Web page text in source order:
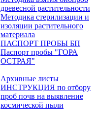
древесной растительности
Методика стерилизации и
изоляции растительного
материала
ПАСПОРТ ПРОБЫ БП
Паспорт пробы "ГОРА
ОСТРАЯ"
Архивные листы
ИНСТРУКЦИЯ по отбору
проб почв на выявление
космической пыли